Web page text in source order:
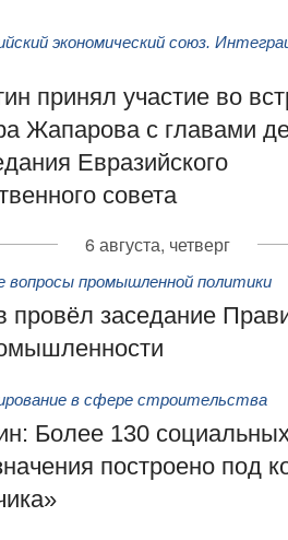
экономический союз.
принял участие во
Жапарова с главами
Евразийского
совета
6 августа, четверг
вопросы промышленной политики
провёл заседание
в сфере строительства
Более 130
построено под